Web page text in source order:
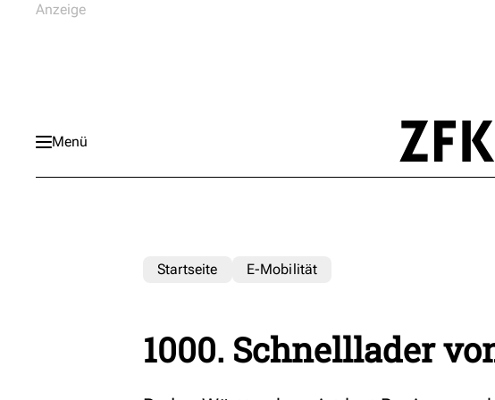
Menü
Startseite E-Mobilität
1000. Schnelllader